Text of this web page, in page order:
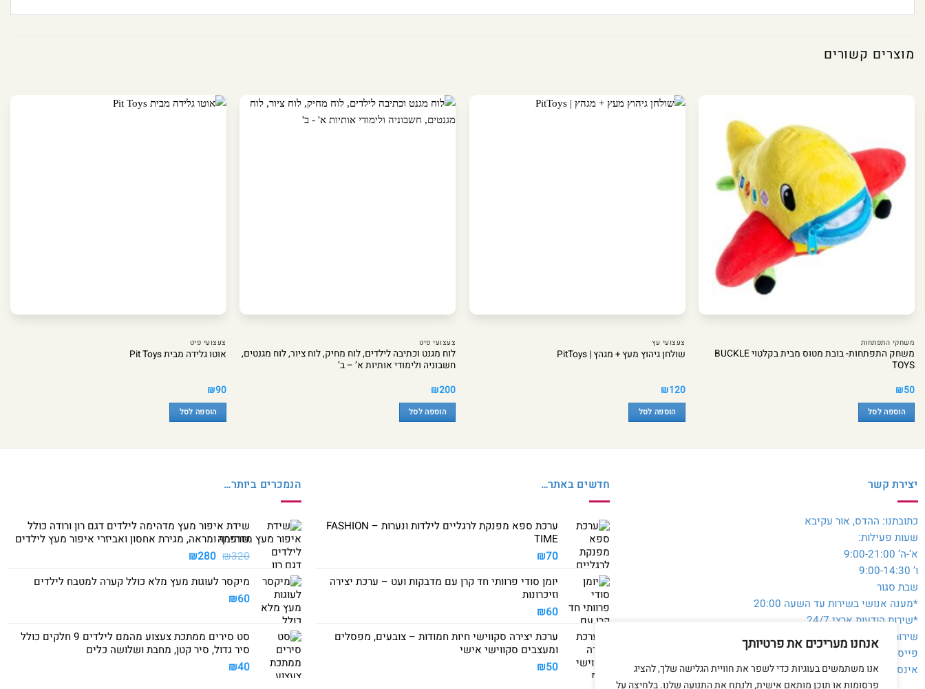
אנחנו מעריכים את פרטיותך
אנו משתמשים בעוגיות כדי לשפר את חוויית הגלישה שלך, להציג
פרסומות או תוכן מותאם אישית, ולנתח את התנועה שלנו. בלחיצה על
מוצרים קשורים
משחקי התפתחות
משחק התפתחות- בובת מטוס מבית בקלטוי BUCKLE
TOYS
₪50
הוספה לסל
צעצועי עץ
שולחן גיהוץ מעץ + מגהץ | PitToys
₪120
הוספה לסל
צעצועי פיט
לוח מגנט וכתיבה לילדים, לוח מחיק, לוח ציור, לוח מגנטים,
חשבוניה ולימודי אותיות א’ – ב’
₪200
הוספה לסל
צעצועי פיט
אוטו גלידה מבית Pit Toys
₪90
הוספה לסל
יצירת קשר
כתובתנו: ההדס, אור עקיבא
שעות פעילות:
א’-ה’ 9:00-21:00
ו’ 9:00-14:30
שבת סגור
*מענה אנושי בשירות עד השעה 20:00
*שירות הודעות ארצי 24/7
שירות לקוחות והזמנות:054-3980564
פייסבוק:@toysale.co.il
אינסטגרם:toysalecoil
חדשים באתר…
ערכת ספא מפנקת לרגליים לילדות ונערות – FASHION
TIME
₪70
יומן סודי פרוותי חד קרן עם מדבקות ועט – ערכת יצירה
וזיכרונות
₪60
ערכת יצירה סקווישי חיות חמודות – צובעים, מפסלים
ומעצבים סקווישי אישי
₪50
הנמכרים ביותר…
שידת איפור מעץ מדהימה לילדים דגם רון ורודה כולל
שרפרף ומראה, מגירת אחסון ואביזרי איפור מעץ לילדים
₪320
המחיר
היה:
₪280 המחיר
הוא:
מיקסר לעוגות מעץ מלא כולל קערה למטבח לילדים
₪60
סט סירים ממתכת צעצוע מהמם לילדים 9 חלקים כולל
סיר גדול, סיר קטן, מחבת ושלושה כלים
₪40